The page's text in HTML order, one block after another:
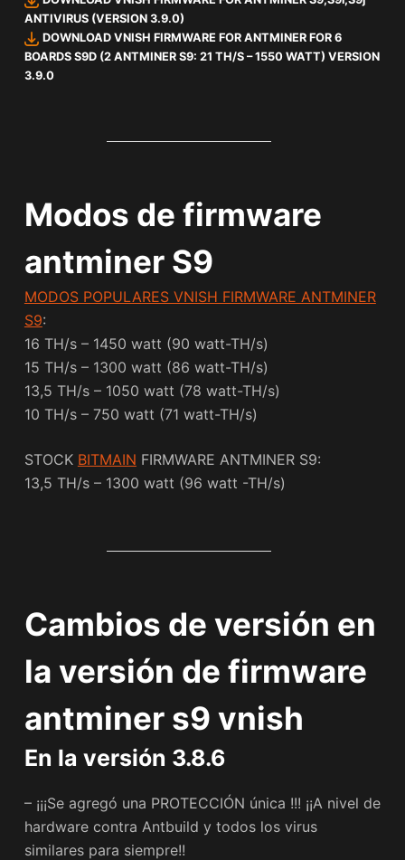
ANTIVIRUS (VERSION 3.9.0)
DOWNLOAD VNISH FIRMWARE FOR ANTMINER FOR 6
BOARDS S9D (2 ANTMINER S9: 21 TH/S – 1550 WATT) VERSION
3.9.0
Modos de firmware
antminer S9
MODOS POPULARES VNISH FIRMWARE ANTMINER
S9:
16 TH/s – 1450 watt (90 watt-TH/s)
15 TH/s – 1300 watt (86 watt-TH/s)
13,5 TH/s – 1050 watt (78 watt-TH/s)
10 TH/s – 750 watt (71 watt-TH/s)
STOCK BITMAIN FIRMWARE ANTMINER S9:
13,5 TH/s – 1300 watt (96 watt -TH/s)
Cambios de versión en
la versión de firmware
antminer s9 vnish
En la versión 3.8.6
– ¡¡¡Se agregó una PROTECCIÓN única !!! ¡¡A nivel de
hardware contra Antbuild y todos los virus
similares para siempre!!